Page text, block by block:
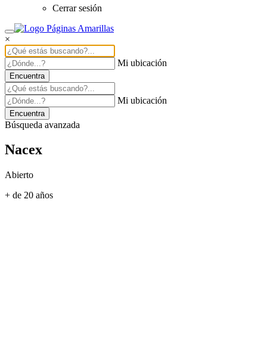
Cerrar sesión
×
Mi ubicación
Encuentra
Mi ubicación
Encuentra
Búsqueda avanzada
Nacex
Abierto
+ de 20 años